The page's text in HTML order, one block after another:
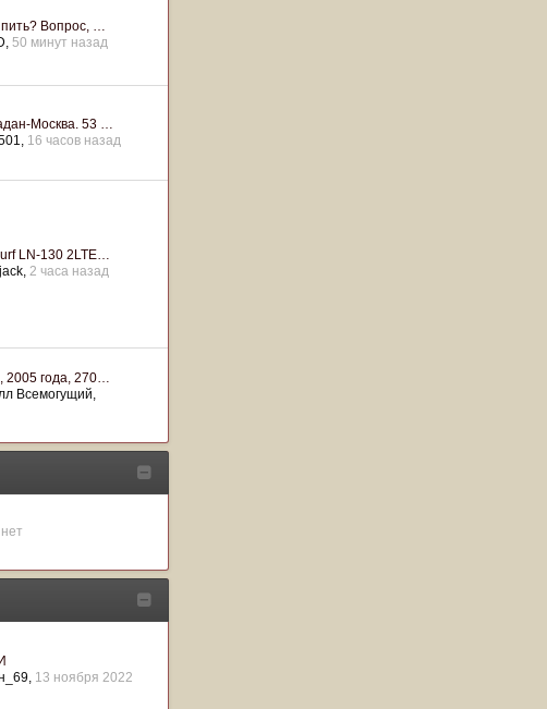
пить? Вопрос, …
50 минут назад
Москва. 53 …
16 часов назад
LN-130 2LTE…
2 часа назад
2005 года, 270…
Всемогущий
13 ноября 2022